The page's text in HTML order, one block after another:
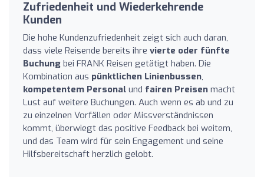
Zufriedenheit und Wiederkehrende
Kunden
Die hohe Kundenzufriedenheit zeigt sich auch daran,
dass viele Reisende bereits ihre vierte oder fünfte
Buchung bei FRANK Reisen getätigt haben. Die
Kombination aus pünktlichen Linienbussen,
kompetentem Personal und fairen Preisen macht
Lust auf weitere Buchungen. Auch wenn es ab und zu
zu einzelnen Vorfällen oder Missverständnissen
kommt, überwiegt das positive Feedback bei weitem,
und das Team wird für sein Engagement und seine
Hilfsbereitschaft herzlich gelobt.